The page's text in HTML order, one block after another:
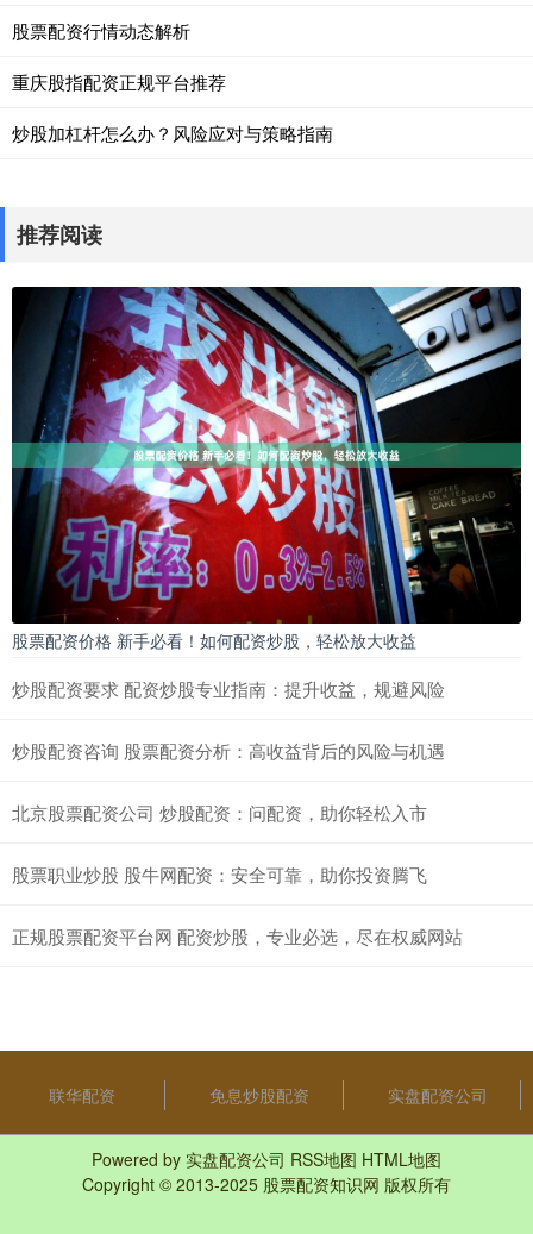
股票配资行情动态解析
重庆股指配资正规平台推荐
炒股加杠杆怎么办？风险应对与策略指南
推荐阅读
股票配资价格 新手必看！如何配资炒股，轻松放大收益
炒股配资要求 配资炒股专业指南：提升收益，规避风险
炒股配资咨询 股票配资分析：高收益背后的风险与机遇
北京股票配资公司 炒股配资：问配资，助你轻松入市
股票职业炒股 股牛网配资：安全可靠，助你投资腾飞
正规股票配资平台网 配资炒股，专业必选，尽在权威网站
联华配资 免息炒股配资 实盘配资公司
Powered by 实盘配资公司 RSS地图 HTML地图
Copyright © 2013-2025 股票配资知识网 版权所有